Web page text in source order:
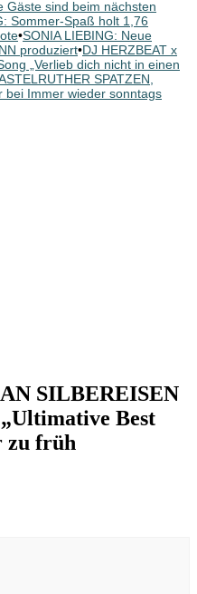
Gäste sind beim nächsten
Sommer-Spaß holt 1,76
•SONIA LIEBING: Neue
produziert•DJ HERZBEAT x
„Verlieb dich nicht in einen
SPATZEN,
bei Immer wieder sonntags
SILBEREISEN
Best
zu früh